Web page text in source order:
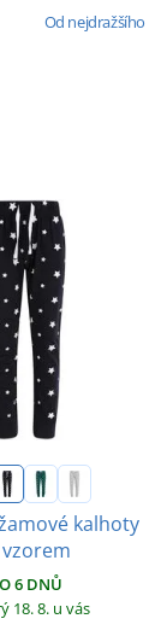
Od nejdražšího
kalhoty
6 DNŮ
18. 8. u vás